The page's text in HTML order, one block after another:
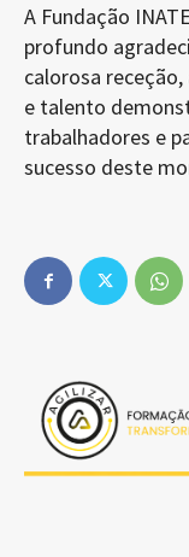
A Fundação
profundo
calorosa
e talento
trabalhadores e
sucesso deste